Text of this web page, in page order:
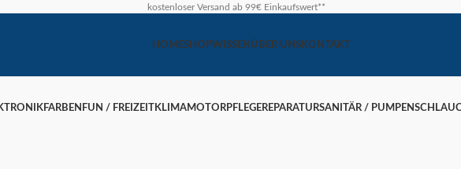
kostenloser Versand ab 99€ Einkaufswert**
HOMESHOPWISSEN ÜBER UNSKONTAKT
FARBEN FUN / FREIZEITKLIMAMOTORPFLEGEREPARATURSANITÄR / PUMPEN